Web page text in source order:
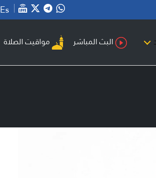
Es
البث المباشر مواقيت الصلاة